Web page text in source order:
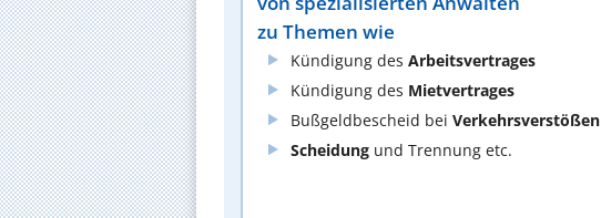
zu Themen wie
Kündigung des Arbeitsvertrages
Kündigung des Mietvertrages
Bußgeldbescheid bei Verkehrsverstößen
Scheidung und Trennung etc.